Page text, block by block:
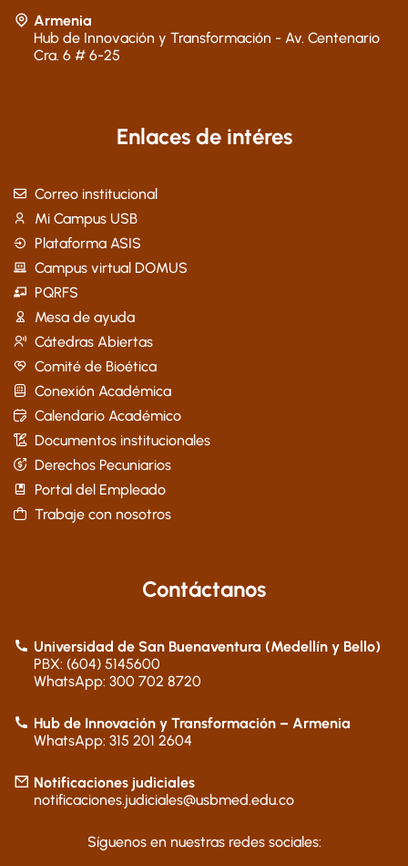
Armenia
Hub de Innovación y Transformación - Av. Centenario
Cra. 6 # 6-25
Enlaces de intéres
Correo institucional
Mi Campus USB
Plataforma ASIS
Campus virtual DOMUS
PQRFS
Mesa de ayuda
Cátedras Abiertas
Comité de Bioética
Conexión Académica
Calendario Académico
Documentos institucionales
Derechos Pecuniarios
Portal del Empleado
Trabaje con nosotros
Contáctanos
Universidad de San Buenaventura (Medellín y Bello)
PBX: (604) 5145600
WhatsApp: 300 702 8720
Hub de Innovación y Transformación – Armenia
WhatsApp: 315 201 2604
Notificaciones judiciales
notificaciones.judiciales@usbmed.edu.co
Síguenos en nuestras redes sociales: